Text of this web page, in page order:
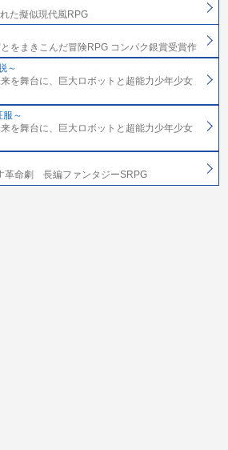
た擬似現代風RPG
をまきこんだ冒険RPG コンパク銀賞受賞作
～
を舞台に、巨大ロボットと超能力少年少女
服～
を舞台に、巨大ロボットと超能力少年少女
革命劇 長編ファンタジーSRPG